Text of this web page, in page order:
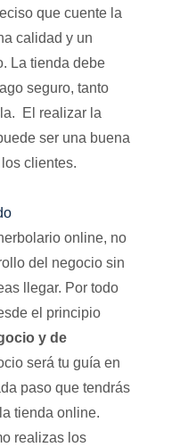
que cuente la
calidad y un
La tienda debe
seguro, tanto
El realizar la
ser una buena
clientes.
online, no
del negocio sin
llegar. Por todo
el principio
y de
será tu guía en
paso que tendrás
tienda online.
realizas los